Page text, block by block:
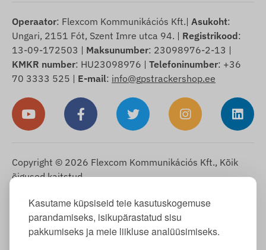
Kasutame küpsiseid teie kasutuskogemuse
parandamiseks, isikupärastatud sisu
pakkumiseks ja meie liikluse analüüsimiseks.
Operaator: Flexcom Kommunikációs Kft.| Asukoht:
Ungari, 2151 Fót, Szent Imre utca 94. | Registrikood:
13-09-172503 | Maksunumber: 23098976-2-13 |
KMKR number: HU23098976 | Telefoninumber: +36
70 3333 525 | E-mail: info@gpstrackershop.ee
Copyright © 2026 Flexcom Kommunikációs Kft., Kõik
õigused kaitstud.
Eesti ▼
Küpsiste teave-Tagastuspoliitika-Impressum
vastutus puuduste eest-Taganemisõigus-Tarneinfo-Üldised